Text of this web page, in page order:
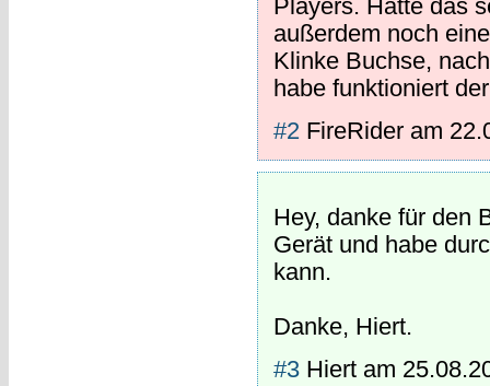
Players. Hatte das
außerdem noch
Klinke Buchse,
habe funktioniert
#2 FireRider am
Hey, danke für den
Gerät und habe
kann.
Danke, Hiert.
#3 Hiert am